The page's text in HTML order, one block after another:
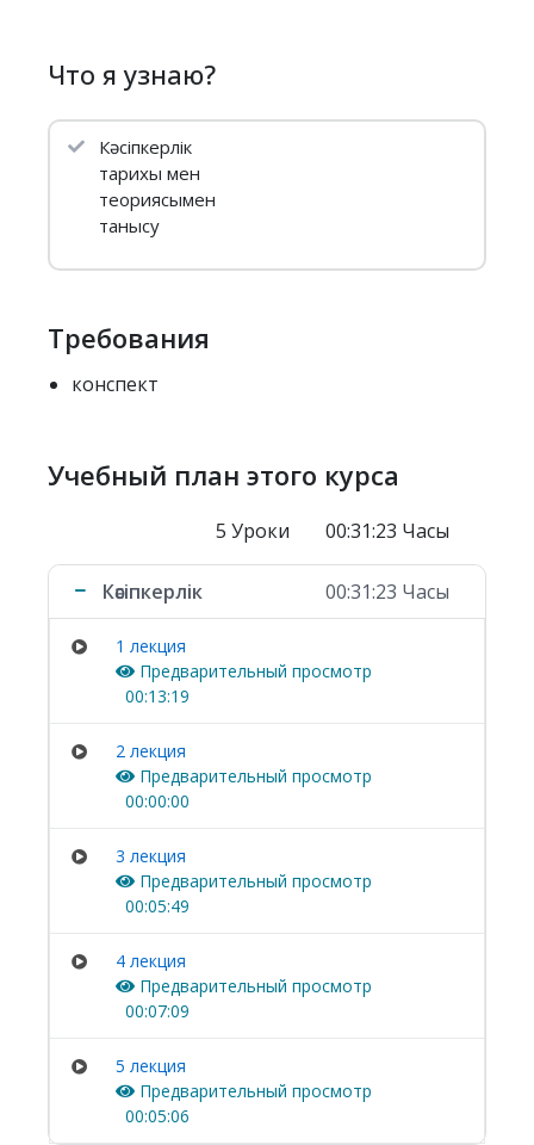
Что я узнаю?
Кәсіпкерлік
тарихы мен
теориясымен
танысу
Требования
конспект
Учебный план этого курса
5 Уроки 00:31:23 Часы
Кәсіпкерлік 00:31:23 Часы
1 лекция
Предварительный просмотр
00:13:19
2 лекция
Предварительный просмотр
00:00:00
3 лекция
Предварительный просмотр
00:05:49
4 лекция
Предварительный просмотр
00:07:09
5 лекция
Предварительный просмотр
00:05:06